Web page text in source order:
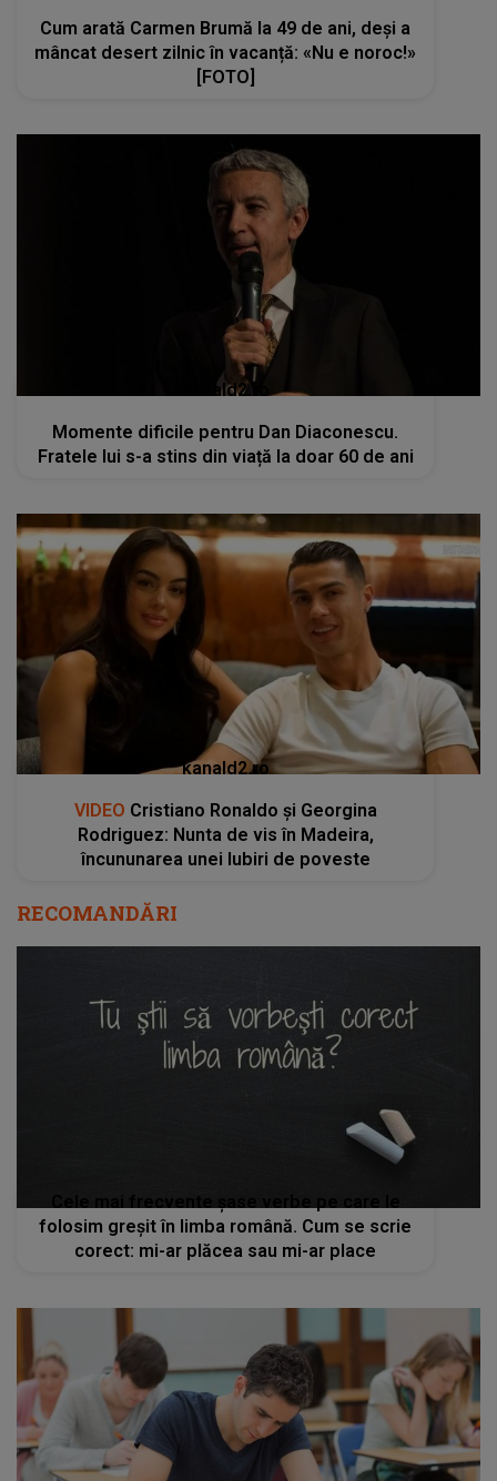
Cum arată Carmen Brumă la 49 de ani, deși a
mâncat desert zilnic în vacanță: «Nu e noroc!»
[FOTO]
kanald2.ro
Momente dificile pentru Dan Diaconescu.
Fratele lui s-a stins din viață la doar 60 de ani
kanald2.ro
VIDEO Cristiano Ronaldo și Georgina
Rodriguez: Nunta de vis în Madeira,
încununarea unei Iubiri de poveste
RECOMANDĂRI
Cele mai frecvente şase verbe pe care le
folosim greșit în limba română. Cum se scrie
corect: mi-ar plăcea sau mi-ar place